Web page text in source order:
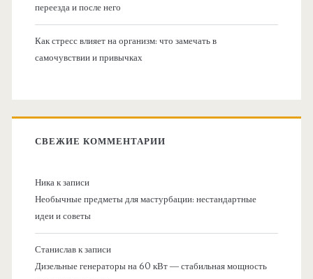
переезда и после него
Как стресс влияет на организм: что замечать в
самочувствии и привычках
СВЕЖИЕ КОММЕНТАРИИ
Никак записи
Необычные предметы для мастурбации: нестандартные
идеи и советы
Станиславк записи
Дизельные генераторы на 60 кВт — стабильная мощность